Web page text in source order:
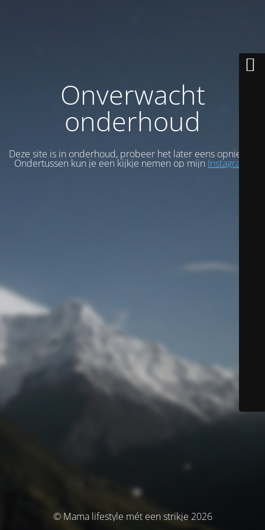
Onverwacht
onderhoud
Deze site is in onderhoud, probeer het later eens opnieuw.
Ondertussen kun je een kijkje nemen op mijn Instagram
© Mama lifestyle mét een strikje 2026